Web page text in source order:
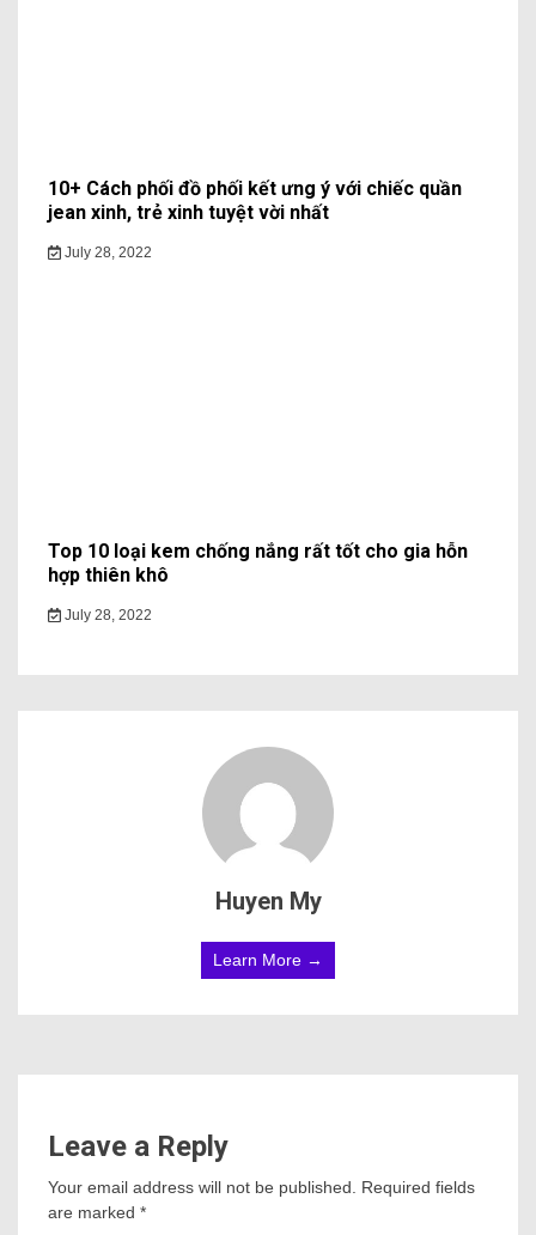
10+ Cách phối đồ phối kết ưng ý với chiếc quần
jean xinh, trẻ xinh tuyệt vời nhất
July 28, 2022
Top 10 loại kem chống nắng rất tốt cho gia hỗn
hợp thiên khô
July 28, 2022
Huyen My
Learn More →
Leave a Reply
Your email address will not be published. Required fields
are marked *